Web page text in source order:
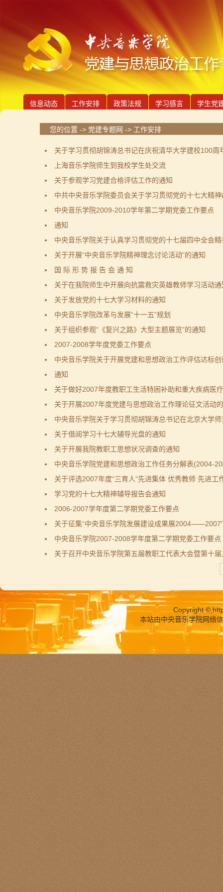
信息动态 工作安排 政策法规 学习感言 学生党
您的位置 -> 党建专题网 -> 工作安排
关于学习贯彻胡锦涛总书记在庆祝清华大学建校100周
上海音乐学院师生到我校学生处交流
关于参观学习党建合格评估工作的通知
中共中央音乐学院委员会关于学习贯彻党的十七大精
中央音乐学院2009-2010学年第二学期党委工作要点
通知
中央音乐学院关于认真学习贯彻党的十七届四中全会
关于开展“中央音乐学院精神理念讨论活动”的通知
国 际 形 势 报 告 会 通 知
关于在我院师生中开展向抗震救灾英雄教师学习活动通
关于发放党的十七大学习材料的通知
中央音乐学院改革与发展“十一五”规划
关于组织参观“《复兴之路》大型主题展览”的通知
2007-2008学年度党委工作要点
中央音乐学院关于开展党建和思想政治工作评估达标
通知
关于做好2007年度教职工生活特困补助和重大疾病医
关于开展2007年度党建与思想政治工作理论征文活动
中央音乐学院关于学习贯彻胡锦涛总书记在北京大学
关于借阅学习十七大辅导光盘的通知
关于开展我院教职工思想状况调查的通知
中央音乐学院党建和思想政治工作任务分解表(2004-
关于评选2007年度“三育人”先进集体 优秀教师 先进工
学习党的十七大精神辅导报告会通知
2006-2007学年度第二学期党委工作要点
关于征集“中央音乐学院发展建设成果展
中央音乐学院2007-2008学年度第二学期党委工作要点
关于召开中央音乐学院第五届教职工代表大会暨第十
Copyright ©,
本站由中央音乐学院网络